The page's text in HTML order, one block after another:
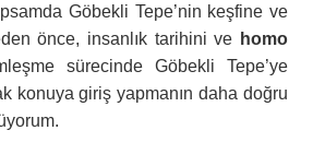
Göbekli Tepe’nin keşfine ve
önce, insanlık tarihini ve homo
sürecinde Göbekli Tepe’ye
konuya giriş yapmanın daha doğru